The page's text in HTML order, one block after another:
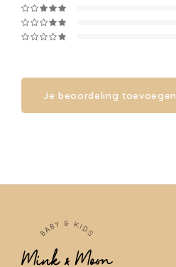
Je beoordeling toevoegen